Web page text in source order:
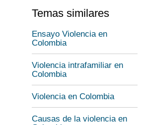
Temas similares
Ensayo Violencia en
Colombia
Violencia intrafamiliar en
Colombia
Violencia en Colombia
Causas de la violencia en